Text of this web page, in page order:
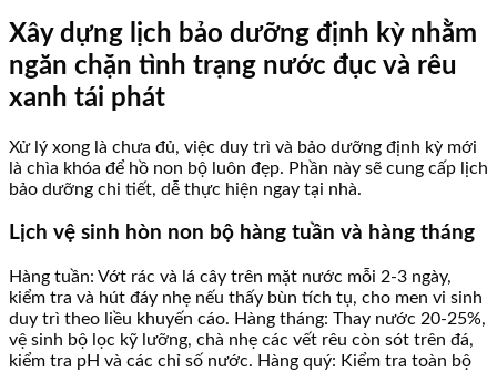
Xây dựng lịch bảo dưỡng định kỳ nhằm
ngăn chặn tình trạng nước đục và rêu
xanh tái phát
Xử lý xong là chưa đủ, việc duy trì và bảo dưỡng định kỳ mới
là chìa khóa để hồ non bộ luôn đẹp. Phần này sẽ cung cấp lịch
bảo dưỡng chi tiết, dễ thực hiện ngay tại nhà.
Lịch vệ sinh hòn non bộ hàng tuần và hàng tháng
Hàng tuần: Vớt rác và lá cây trên mặt nước mỗi 2-3 ngày,
kiểm tra và hút đáy nhẹ nếu thấy bùn tích tụ, cho men vi sinh
duy trì theo liều khuyến cáo. Hàng tháng: Thay nước 20-25%,
vệ sinh bộ lọc kỹ lưỡng, chà nhẹ các vết rêu còn sót trên đá,
kiểm tra pH và các chỉ số nước. Hàng quý: Kiểm tra toàn bộ